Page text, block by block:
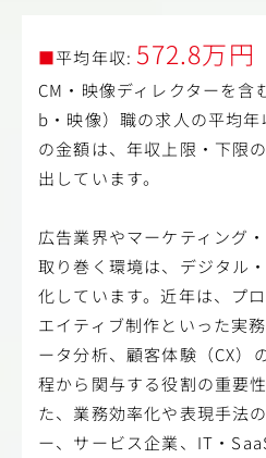
■平均年収: 572.8万円
CM・映像ディレクターを含
b・映像）職の求人の平均
の金額は、年収上限・下限
出しています。
広告業界やマーケティング
取り巻く環境は、デジタル
化しています。近年は、プ
エイティブ制作といった実
ータ分析、顧客体験（CX）
程から関与する役割の重要
た、業務効率化や表現手法
ー、サービス企業、IT・